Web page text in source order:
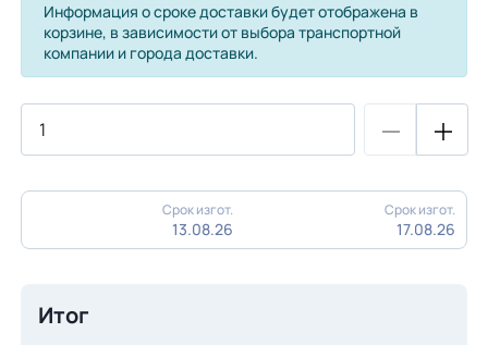
Информация о сроке доставки будет отображена в
корзине, в зависимости от выбора транспортной
компании и города доставки.
Срок изгот.
13.08.26
Срок изгот.
17.08.26
Итог